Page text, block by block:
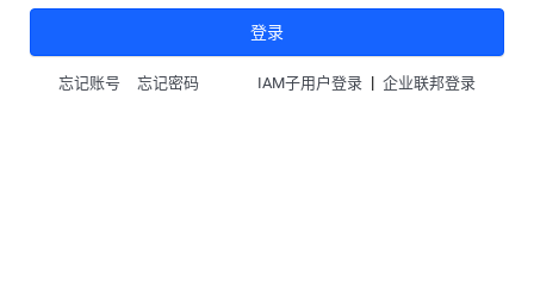
登录
忘记账号 忘记密码 IAM子用户登录 | 企业联邦登录